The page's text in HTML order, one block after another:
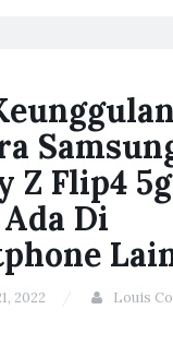
Z Flip4
Di
2022
Louis